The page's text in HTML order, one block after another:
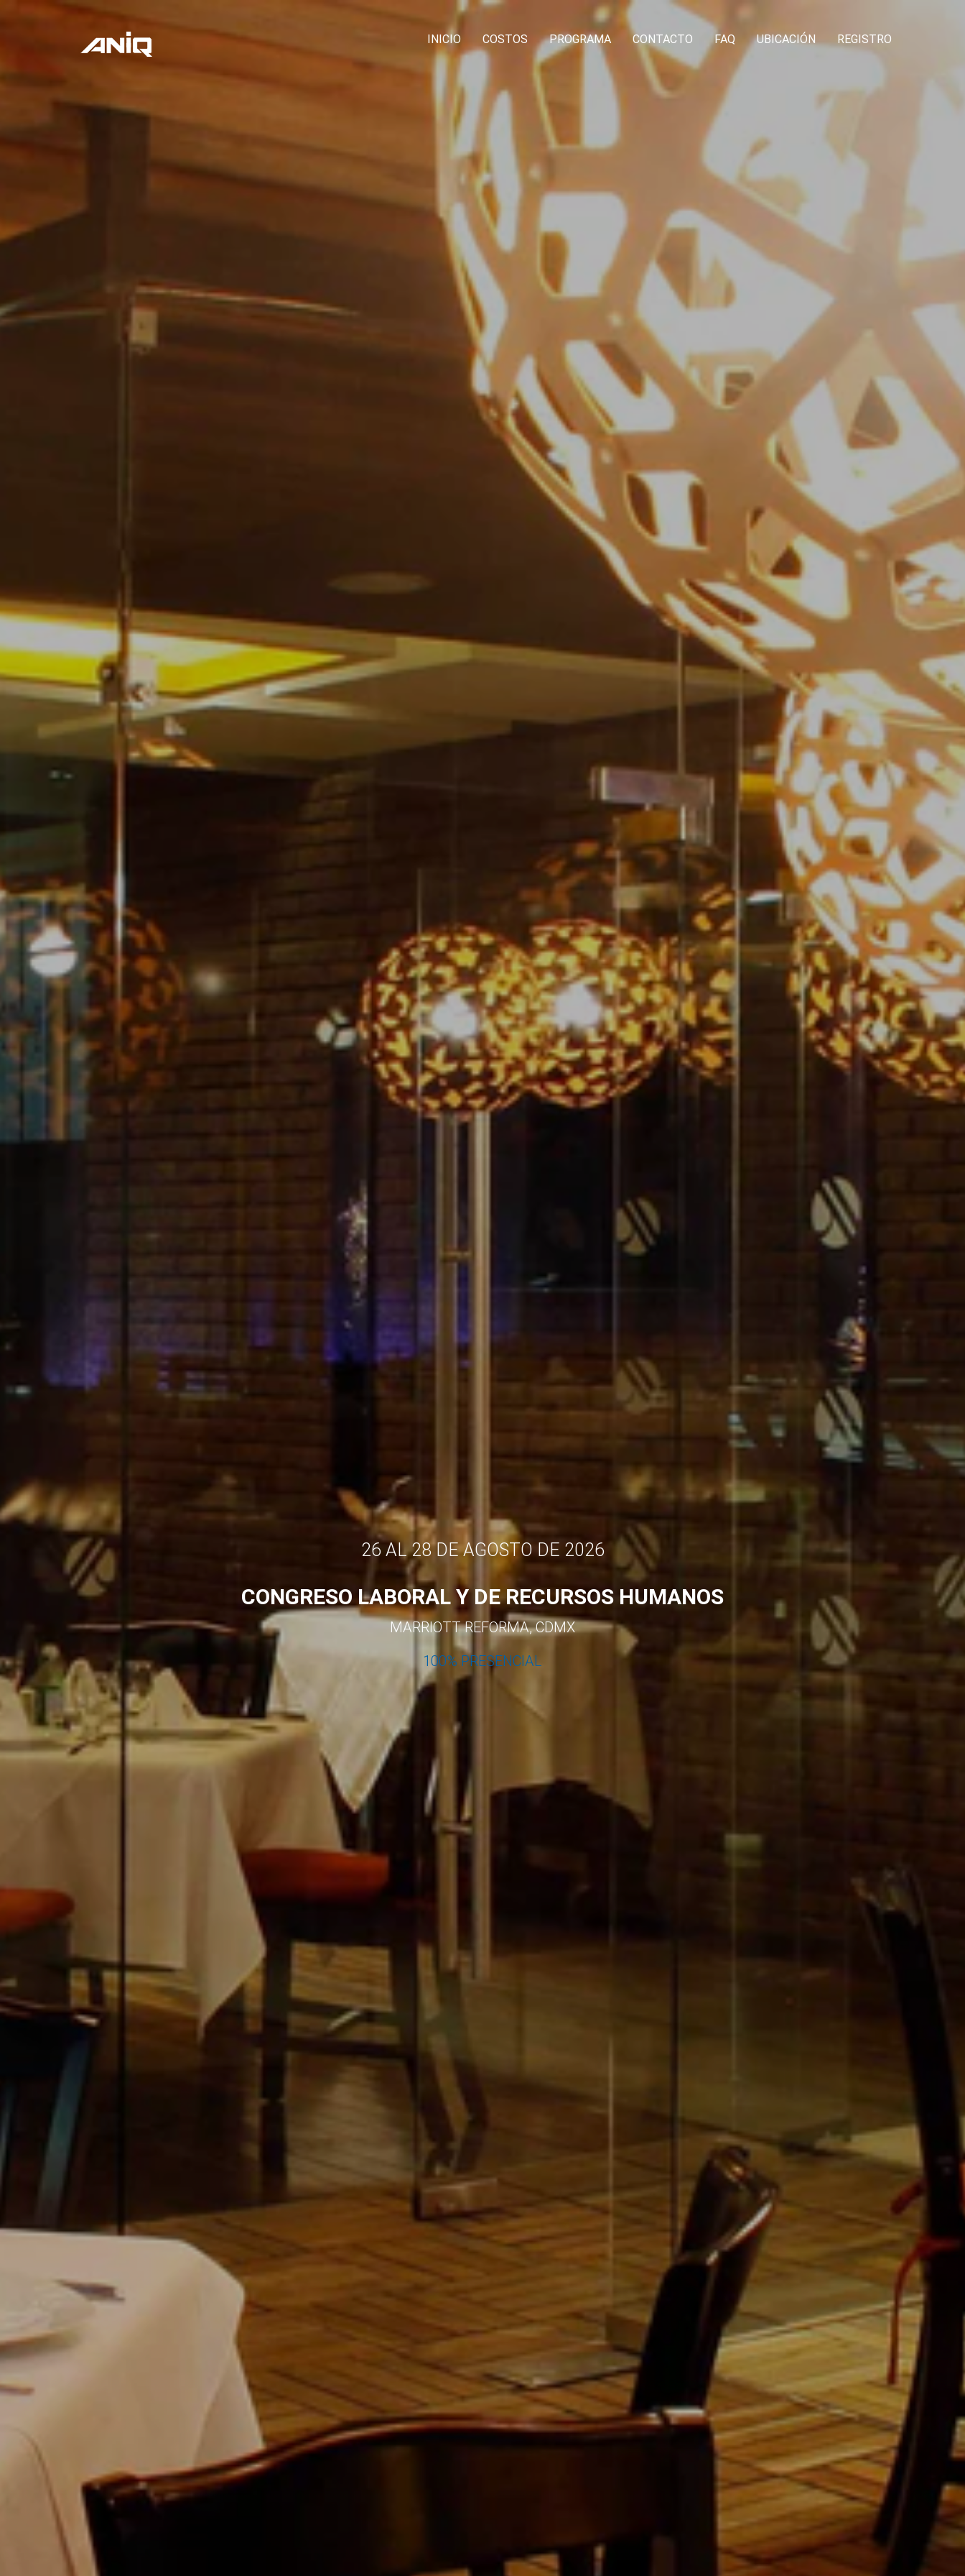
INICIO COSTOS PROGRAMA CONTACTO FAQ UBICACIÓN REGISTRO
26 AL 28 DE AGOSTO DE 2026
CONGRESO LABORAL Y DE RECURSOS HUMANOS
MARRIOTT REFORMA, CDMX
100% PRESENCIAL